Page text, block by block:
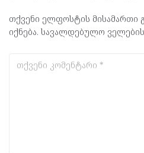
თქვენი ელფოსტის მისამართი
იქნება. სავალდებულო ველების